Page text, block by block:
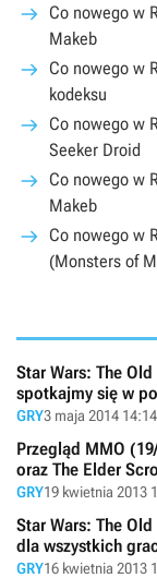
Co nowego w
Makeb
Co nowego w
kodeksu
Co nowego w
Seeker Droid
Co nowego w
Makeb
Co nowego w
(Monsters of
Star Wars: The
spotkajmy się w
GRY3 maja 2014 14:14
Przegląd MMO
oraz The Elder
GRY19 kwietnia 2013
Star Wars: The
dla wszystkich
GRY16 kwietnia 2013